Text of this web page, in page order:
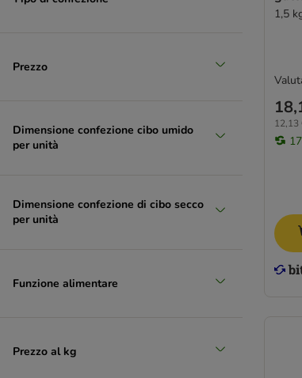
Prezzo
Dimensione confezione cibo umido
per unità
Dimensione confezione di cibo secco
per unità
Funzione alimentare
Prezzo al kg
1,5
12,13